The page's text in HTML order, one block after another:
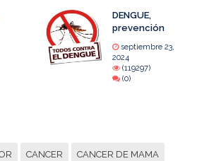
DENGUE,
prevención
septiembre 23,
2024
(119297)
(0)
CANCER CANCER DE MAMA